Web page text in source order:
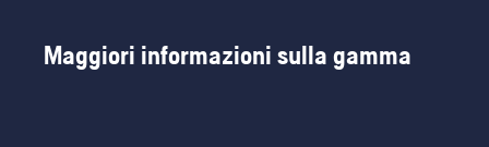
giorno
Maggiori informazioni sulla gamma